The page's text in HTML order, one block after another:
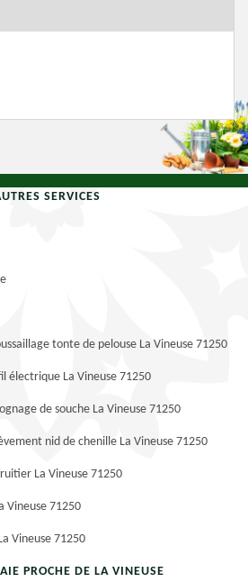
SERVICES
tonte de pelouse La Vineuse 71250
électrique La Vineuse 71250
de souche La Vineuse 71250
nid de chenille La Vineuse 71250
La Vineuse 71250
Vineuse 71250
Vineuse 71250
PROCHE DE LA VINEUSE